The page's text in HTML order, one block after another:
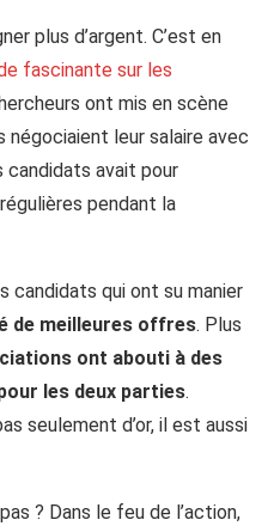
plus d’argent. C’est en
fascinante sur les
ont mis en scène
leur salaire avec
candidats avait pour
pendant la
candidats qui ont su manier
de meilleures offres. Plus
ont abouti à des
les deux parties.
seulement d’or, il est aussi
? Dans le feu de l’action,